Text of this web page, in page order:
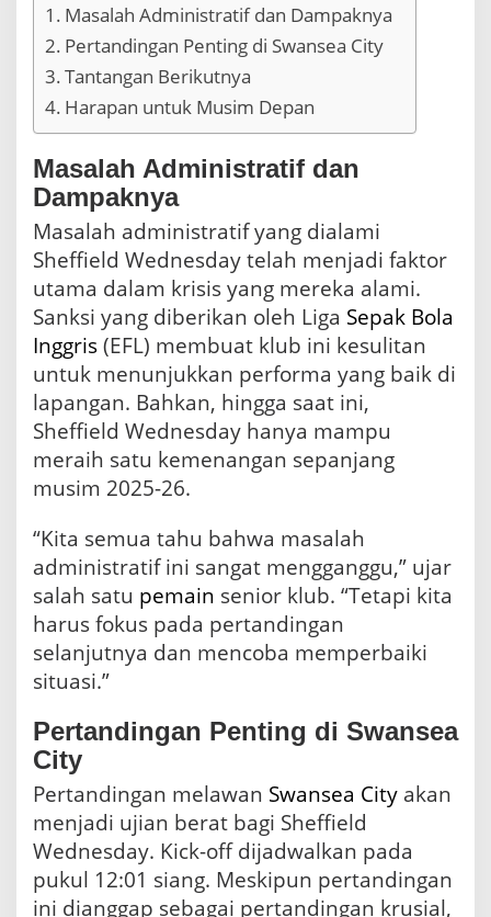
Masalah Administratif dan Dampaknya
Pertandingan Penting di Swansea City
Tantangan Berikutnya
Harapan untuk Musim Depan
Masalah Administratif dan
Dampaknya
Masalah administratif yang dialami
Sheffield Wednesday telah menjadi faktor
utama dalam krisis yang mereka alami.
Sanksi yang diberikan oleh Liga Sepak Bola
Inggris(EFL) membuat klub ini kesulitan
untuk menunjukkan performa yang baik di
lapangan. Bahkan, hingga saat ini,
Sheffield Wednesday hanya mampu
meraih satu kemenangan sepanjang
musim 2025-26.
“Kita semua tahu bahwa masalah
administratif ini sangat mengganggu,” ujar
salah satu pemain senior klub. “Tetapi kita
harus fokus pada pertandingan
selanjutnya dan mencoba memperbaiki
situasi.”
Pertandingan Penting di Swansea
City
Pertandingan melawan Swansea City akan
menjadi ujian berat bagi Sheffield
Wednesday. Kick-off dijadwalkan pada
pukul 12:01 siang. Meskipun pertandingan
ini dianggap sebagai pertandingan krusial,